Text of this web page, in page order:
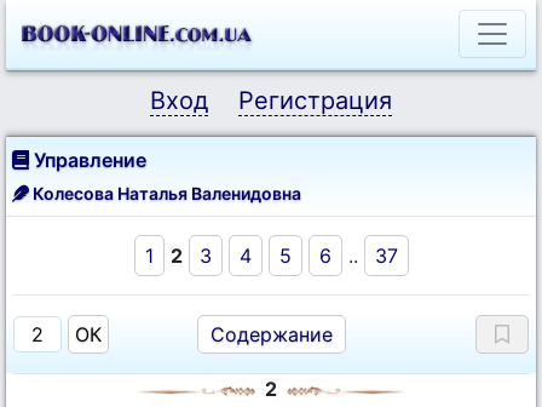
Вход Регистрация
Управление
Колесова Наталья Валенидовна
1 2 3 4 5 6 .. 37
Содержание
2